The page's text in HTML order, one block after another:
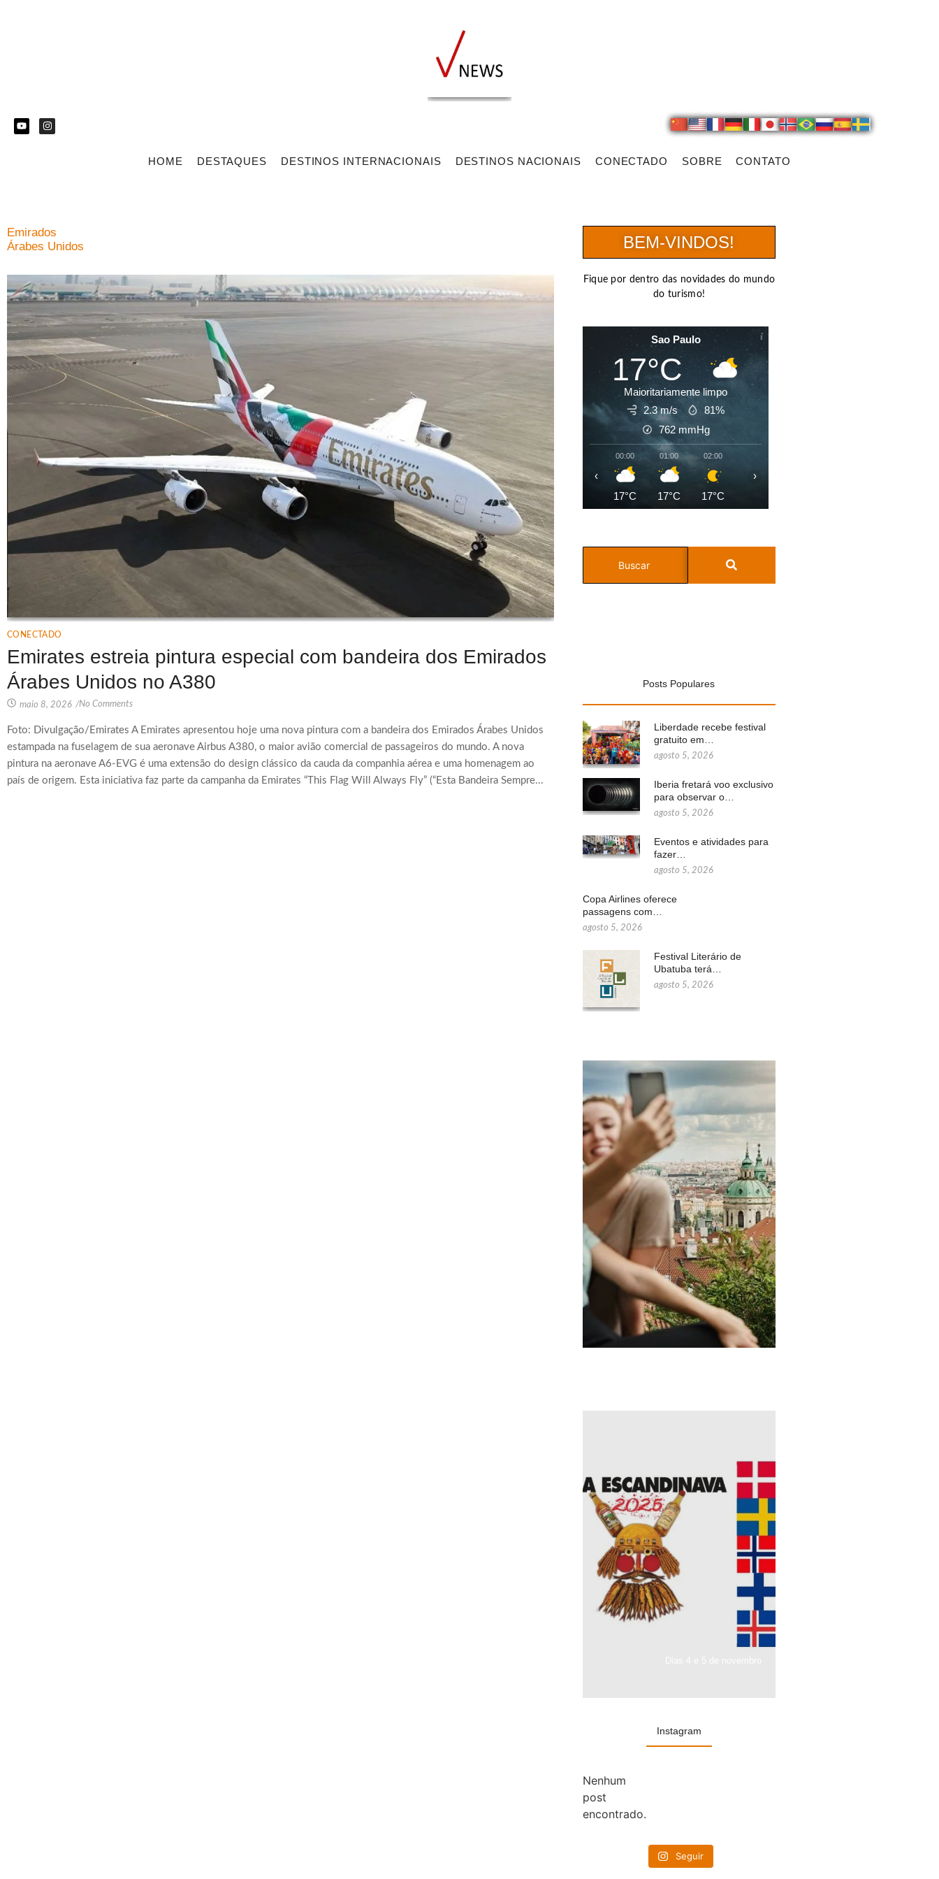
HOME DESTAQUES DESTINOS INTERNACIONAIS DESTINOS NACIONAIS CONECTADO SOBRE CONTATO
Emirados
Árabes Unidos
CONECTADO
Emirates estreia pintura especial com bandeira dos Emirados
Árabes Unidos no A380
maio 8, 2026 /No Comments
Foto: Divulgação/Emirates A Emirates apresentou hoje uma nova pintura com a bandeira dos Emirados Árabes Unidos
estampada na fuselagem de sua aeronave Airbus A380, o maior avião comercial de passageiros do mundo. A nova
pintura na aeronave A6-EVG é uma extensão do design clássico da cauda da companhia aérea e uma homenagem ao
país de origem. Esta iniciativa faz parte da campanha da Emirates “This Flag Will Always Fly” (“Esta Bandeira Sempre...
BEM-VINDOS!
Fique por dentro das novidades do mundo
do turismo!
Sao Paulo
17°C
Maioritariamente limpo
2.3 m/s
81%
762 mmHg
00:00
17°C
01:00
17°C
02:00
17°C
‹ ›
Posts Populares
Liberdade recebe festival
gratuito em…
agosto 5, 2026
Iberia fretará voo exclusivo
para observar o…
agosto 5, 2026
Eventos e atividades para
fazer…
agosto 5, 2026
Copa Airlines oferece
passagens com…
agosto 5, 2026
Festival Literário de
Ubatuba terá…
agosto 5, 2026
Instagram
Nenhum
post
encontrado.
Seguir